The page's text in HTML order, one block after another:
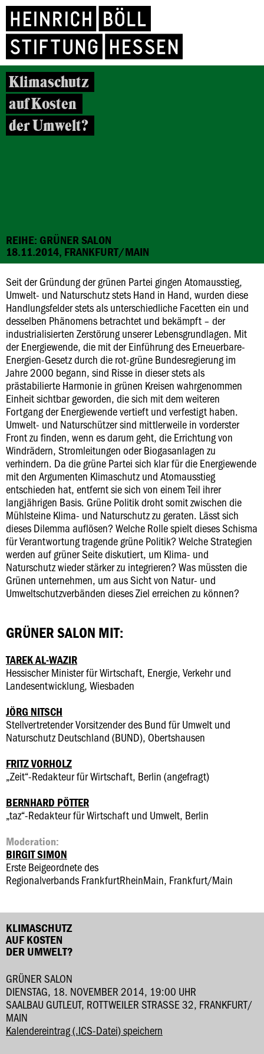
Klimaschutz
auf Kosten
der Umwelt?
REIHE: GRÜNER SALON
18.11.2014, FRANKFURT/MAIN
Seit der Gründung der grünen Partei gingen Atomausstieg,
Umwelt- und Naturschutz stets Hand in Hand, wurden diese
Handlungsfelder stets als unterschiedliche Facetten ein und
desselben Phänomens betrachtet und bekämpft – der
industrialisierten Zerstörung unserer Lebensgrundlagen. Mit
der Energiewende, die mit der Einführung des Erneuerbare-
Energien-Gesetz durch die rot-grüne Bundesregierung im
Jahre 2000 begann, sind Risse in dieser stets als
prästabilierte Harmonie in grünen Kreisen wahrgenommen
Einheit sichtbar geworden, die sich mit dem weiteren
Fortgang der Energiewende vertieft und verfestigt haben.
Umwelt- und Naturschützer sind mittlerweile in vorderster
Front zu finden, wenn es darum geht, die Errichtung von
Windrädern, Stromleitungen oder Biogasanlagen zu
verhindern. Da die grüne Partei sich klar für die Energiewende
mit den Argumenten Klimaschutz und Atomausstieg
entschieden hat, entfernt sie sich von einem Teil ihrer
langjährigen Basis. Grüne Politik droht somit zwischen die
Mühlsteine Klima- und Naturschutz zu geraten. Lässt sich
dieses Dilemma auflösen? Welche Rolle spielt dieses Schisma
für Verantwortung tragende grüne Politik? Welche Strategien
werden auf grüner Seite diskutiert, um Klima- und
Naturschutz wieder stärker zu integrieren? Was müssten die
Grünen unternehmen, um aus Sicht von Natur- und
Umweltschutzverbänden dieses Ziel erreichen zu können?
GRÜNER SALON MIT:
TAREK AL-WAZIR
Hessischer Minister für Wirtschaft, Energie, Verkehr und
Landesentwicklung, Wiesbaden
JÖRG NITSCH
Stellvertretender Vorsitzender des Bund für Umwelt und
Naturschutz Deutschland (BUND), Obertshausen
FRITZ VORHOLZ
„Zeit“-Redakteur für Wirtschaft, Berlin (angefragt)
BERNHARD PÖTTER
„taz“-Redakteur für Wirtschaft und Umwelt, Berlin
Moderation:
BIRGIT SIMON
Erste Beigeordnete des
Regionalverbands FrankfurtRheinMain, Frankfurt/Main
KLIMASCHUTZ
AUF KOSTEN
DER UMWELT?
GRÜNER SALON
DIENSTAG, 18. NOVEMBER 2014, 19:00 UHR
SAALBAU GUTLEUT, ROTTWEILER STRASSE 32, FRANKFURT/ M
AIN
Kalendereintrag (.ICS-Datei) speichern